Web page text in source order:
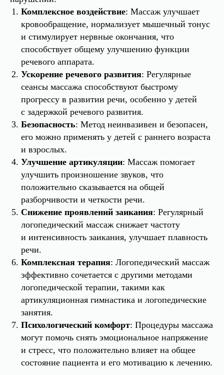
Комплексное воздействие: Массаж улучшает
кровообращение, нормализует мышечный тонус
и стимулирует нервные окончания, что
способствует общему улучшению функции
речевого аппарата.
Ускорение речевого развития: Регулярные
сеансы массажа способствуют быстрому
прогрессу в развитии речи, особенно у детей
с задержкой речевого развития.
Безопасность: Метод неинвазивен и безопасен,
его можно применять у детей с раннего возраста
и взрослых.
Улучшение артикуляции: Массаж помогает
улучшить произношение звуков, что
положительно сказывается на общей
разборчивости и четкости речи.
Снижение проявлений заикания: Регулярный
логопедический массаж снижает частоту
и интенсивность заикания, улучшает плавность
речи.
Комплексная терапия: Логопедический массаж
эффективно сочетается с другими методами
логопедической терапии, такими как
артикуляционная гимнастика и логопедические
занятия.
Психологический комфорт: Процедуры массажа
могут помочь снять эмоциональное напряжение
и стресс, что положительно влияет на общее
состояние пациента и его мотивацию к лечению.